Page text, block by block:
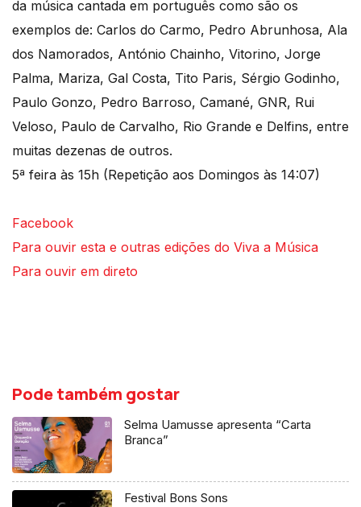
da música cantada em português como são os
exemplos de: Carlos do Carmo, Pedro Abrunhosa, Ala
dos Namorados, António Chainho, Vitorino, Jorge
Palma, Mariza, Gal Costa, Tito Paris, Sérgio Godinho,
Paulo Gonzo, Pedro Barroso, Camané, GNR, Rui
Veloso, Paulo de Carvalho, Rio Grande e Delfins, entre
muitas dezenas de outros.
5ª feira às 15h (Repetição aos Domingos às 14:07)
Facebook
Para ouvir esta e outras edições do Viva a Música
Para ouvir em direto
Pode também gostar
Selma Uamusse apresenta “Carta
Branca”
Festival Bons Sons